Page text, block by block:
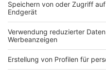
16.30
Feuer in Gronau. Eine
Allerdings ist die
nicht betroffen. Die Halle
Feuerwehrleute aus Epe
Auch die Löschzüge aus